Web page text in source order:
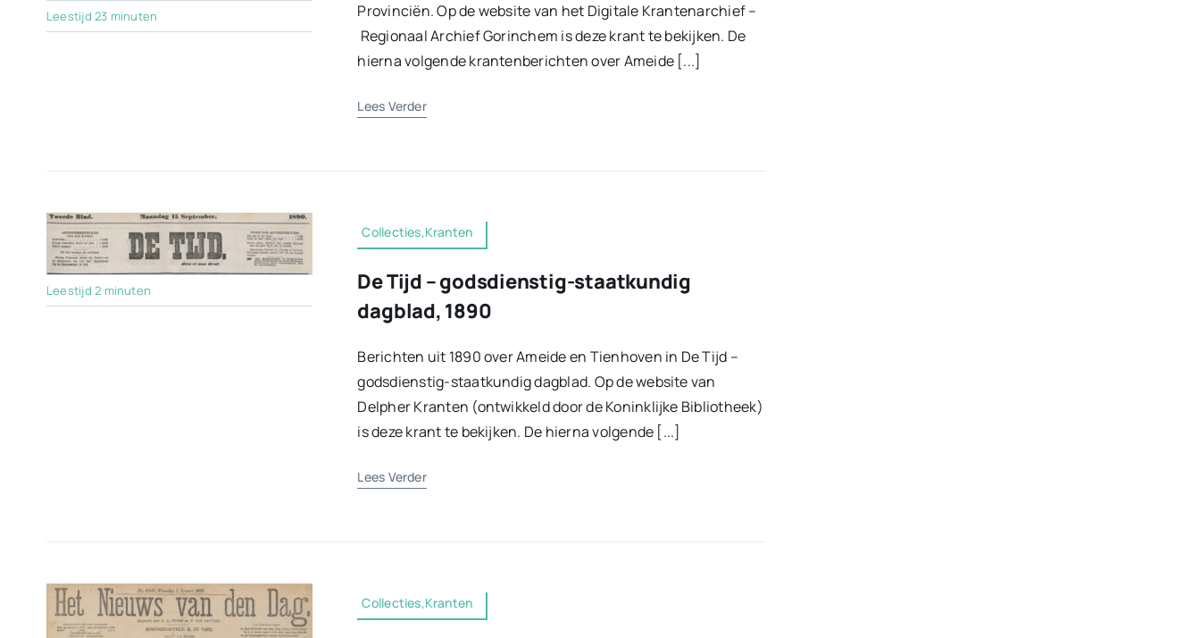
Leestijd 23 minuten
Provinciën. Op de website van het Digitale Krantenarchief –
Regionaal Archief Gorinchem is deze krant te bekijken. De
hierna volgende krantenberichten over Ameide [...]
Lees Verder
Leestijd 2 minuten
Collecties,Kranten
De Tijd – godsdienstig-staatkundig
dagblad, 1890
Berichten uit 1890 over Ameide en Tienhoven in De Tijd –
godsdienstig-staatkundig dagblad. Op de website van
Delpher Kranten (ontwikkeld door de Koninklijke Bibliotheek)
is deze krant te bekijken. De hierna volgende [...]
Lees Verder
Collecties,Kranten